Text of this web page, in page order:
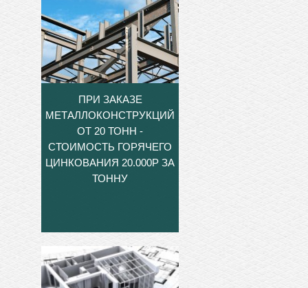
ПРИ ЗАКАЗЕ
МЕТАЛЛОКОНСТРУКЦИЙ
ОТ 20 ТОНН -
СТОИМОСТЬ ГОРЯЧЕГО
ЦИНКОВАНИЯ 20.000Р ЗА
ТОННУ